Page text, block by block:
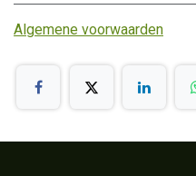
Algemene voorwaarden